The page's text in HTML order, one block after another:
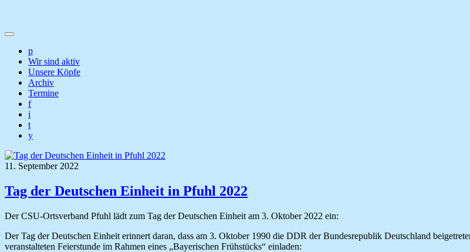
p
Wir sind aktiv
Unsere Köpfe
Archiv
Termine
f
i
t
y
11. September 2022
Tag der Deutschen Einheit in Pfuhl 2022
Der CSU-Ortsverband Pfuhl lädt zum Tag der Deutschen Einheit am 3. Oktober 2022 ein:
Der Tag der Deutschen Einheit erinnert daran, dass am 3. Oktober 1990 die DDR der Bundesrepublik Deutschland
veranstalteten Feierstunde im Rahmen eines „Bayerischen Frühstücks“ einladen: